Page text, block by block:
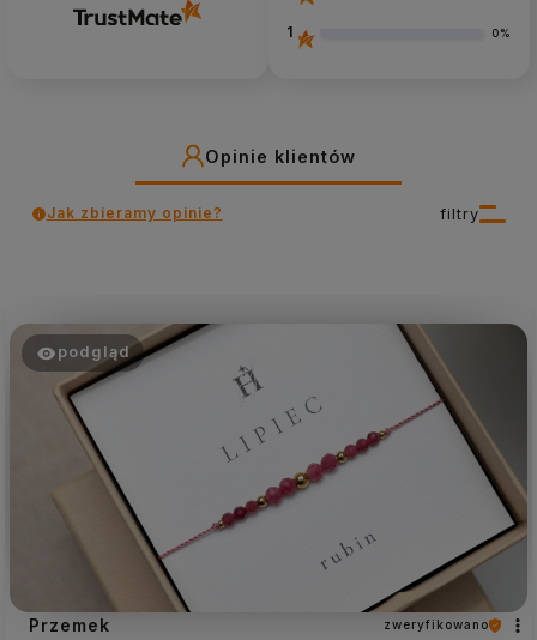
1 0%
Opinie klientów
filtry
Jak zbieramy opinie?
podgląd
Przemek zweryfikowano